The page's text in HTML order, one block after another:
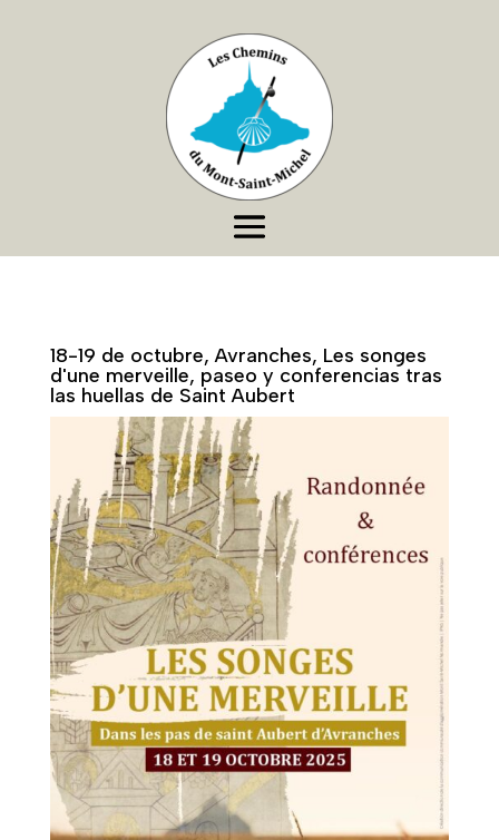
18-19 de octubre, Avranches, Les songes
d'une merveille, paseo y conferencias tras
las huellas de Saint Aubert